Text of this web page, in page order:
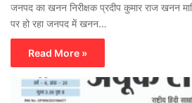
जनपद का खनन निरीक्षक प्रदीप कुमार राज खनन
पर हो रहा जनपद में खनन…
Read More »